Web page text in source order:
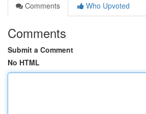
Comments
Who Upvoted
Comments
Submit a Comment
No HTML